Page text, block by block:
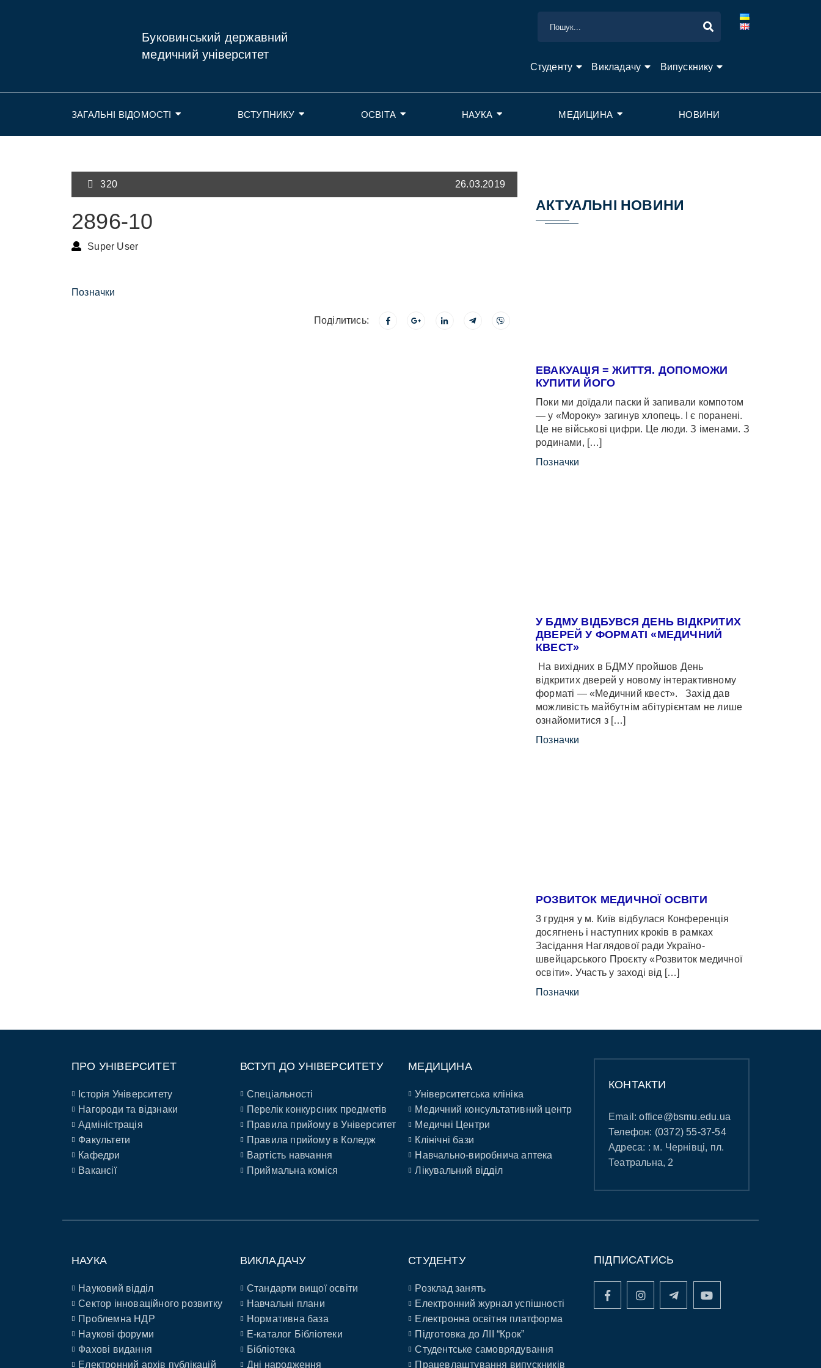
Буковинський державний
медичний університет
Студенту Викладачу Випускнику
ЗАГАЛЬНІ ВІДОМОСТІ ВСТУПНИКУ ОСВІТА НАУКА МЕДИЦИНА НОВИНИ
320 26.03.2019
2896-10
Super User
Позначки
Поділитись:
АКТУАЛЬНІ НОВИНИ
ЕВАКУАЦІЯ = ЖИТТЯ. ДОПОМОЖИ
КУПИТИ ЙОГО
Поки ми доїдали паски й запивали компотом
— у «Мороку» загинув хлопець. І є поранені.
Це не військові цифри. Це люди. З іменами. З
родинами, […]
Позначки
У БДМУ ВІДБУВСЯ ДЕНЬ ВІДКРИТИХ
ДВЕРЕЙ У ФОРМАТІ «МЕДИЧНИЙ
КВЕСТ»
На вихідних в БДМУ пройшов День
відкритих дверей у новому інтерактивному
форматі — «Медичний квест». Захід дав
можливість майбутнім абітурієнтам не лише
ознайомитися з […]
Позначки
РОЗВИТОК МЕДИЧНОЇ ОСВІТИ
3 грудня у м. Київ відбулася Конференція
досягнень і наступних кроків в рамках
Засідання Наглядової ради Україно-
швейцарського Проєкту «Розвиток медичної
освіти». Участь у заході від […]
Позначки
ПРО УНІВЕРСИТЕТ
Історія Університету
Нагороди та відзнаки
Адміністрація
Факультети
Кафедри
Вакансії
ВСТУП ДО УНІВЕРСИТЕТУ
Спеціальності
Перелік конкурсних предметів
Правила прийому в Університет
Правила прийому в Коледж
Вартість навчання
Приймальна коміся
МЕДИЦИНА
Університетська клініка
Медичний консультативний центр
Медичні Центри
Клінічні бази
Навчально-виробнича аптека
Лікувальний відділ
КОНТАКТИ
Email:office@bsmu.edu.ua
Телефон: (0372) 55-37-54
Адреса: : м. Чернівці, пл.
Театральна, 2
НАУКА
Науковий відділ
Сектор інноваційного розвитку
Проблемна НДР
Наукові форуми
Фахові видання
Електронний архів публікацій
ВИКЛАДАЧУ
Стандарти вищої освіти
Навчальні плани
Нормативна база
E-каталог Бібліотеки
Бібліотека
Дні народження
СТУДЕНТУ
Розклад занять
Електронний журнал успішності
Електронна освітня платформа
Підготовка до ЛІІ “Крок”
Студентське самоврядування
Працевлаштування випускників
ПІДПИСАТИСЬ